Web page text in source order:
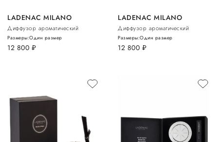
LADENAC MILANO
Диффузор ароматический
12 800 руб.
Размеры:Один размер
LADENAC MILANO
Диффузор ароматический
12 800 руб.
Размеры:Один размер